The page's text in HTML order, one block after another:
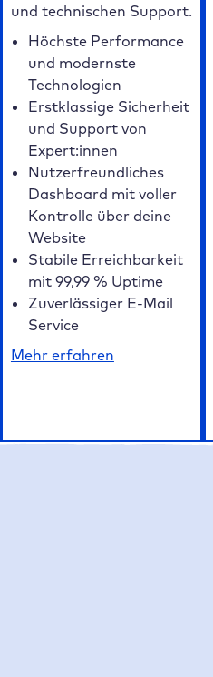
und technischen Support.
Höchste Performance
und modernste
Technologien
Erstklassige Sicherheit
und Support von
Expert:innen
Nutzerfreundliches
Dashboard mit voller
Kontrolle über deine
Website
Stabile Erreichbarkeit
mit 99,99 % Uptime
Zuverlässiger E-Mail
Service
Mehr erfahren